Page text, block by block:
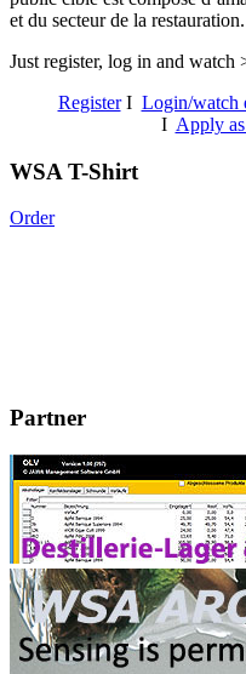
et du secteur de la restauration.
Just register, log in and
RegisterI Login/watch
I Apply
WSA T-Shirt
Order
Partner